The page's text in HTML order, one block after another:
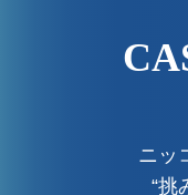
ニッ
“挑